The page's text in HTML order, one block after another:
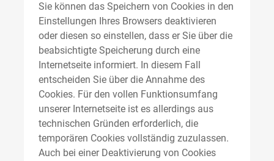
Sie können das Speichern von Cookies in den
Einstellungen Ihres Browsers deaktivieren
oder diesen so einstellen, dass er Sie über die
beabsichtigte Speicherung durch eine
Internetseite informiert. In diesem Fall
entscheiden Sie über die Annahme des
Cookies. Für den vollen Funktionsumfang
unserer Internetseite ist es allerdings aus
technischen Gründen erforderlich, die
temporären Cookies vollständig zuzulassen.
Auch bei einer Deaktivierung von Cookies